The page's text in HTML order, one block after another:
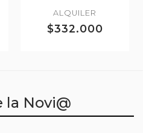
ALQUILER
$332.000
la Novi@